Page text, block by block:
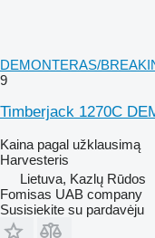
DEMONTERAS/
9
Timberjack 1270C
Kaina pagal užklausimą
Harvesteris
Lietuva, Kazlų Rūdos
Fomisas UAB company
Susisiekite su pardavėju